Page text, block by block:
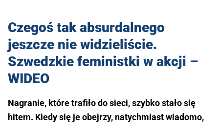
​Czegoś tak absurdalnego
jeszcze nie widzieliście.
Szwedzkie feministki w akcji –
WIDEO
Nagranie, które trafiło do sieci, szybko stało się
hitem. Kiedy się je obejrzy, natychmiast wiadomo,